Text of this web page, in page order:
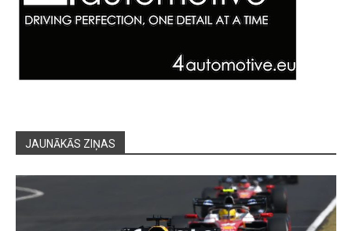
JAUNĀKĀS ZIŅAS